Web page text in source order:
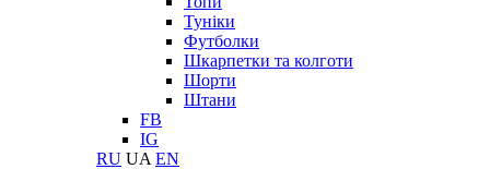
Туніки
Футболки
Шкарпетки та колготи
Шорти
Штани
FB
IG
RU UA EN